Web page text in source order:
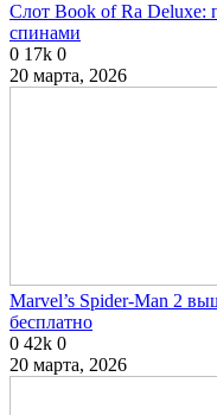
Слот Book of Ra Deluxe:
спинами
0 17k 0
20 марта, 2026
Marvel’s Spider-Man 2
бесплатно
0 42k 0
20 марта, 2026